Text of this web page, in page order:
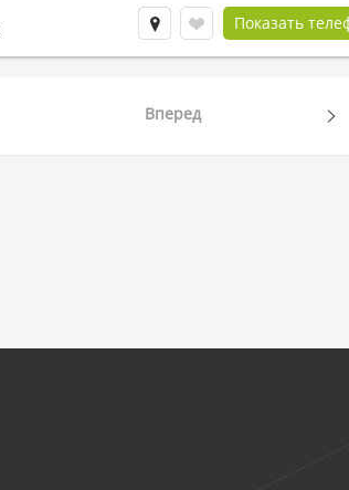
Показать
Вперед